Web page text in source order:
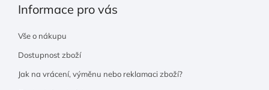
Informace pro vás
Vše o nákupu
Dostupnost zboží
Jak na vrácení, výměnu nebo reklamaci zboží?